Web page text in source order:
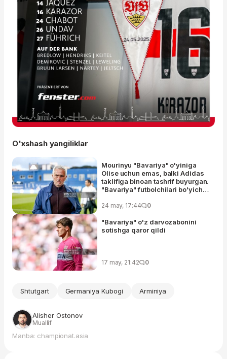
O'xshash yangiliklar
Mourinyu "Bavariya" o'yiniga
Olise uchun emas, balki Adidas
taklifiga binoan tashrif buyurgan.
"Bavariya" futbolchilari bo'yicha
ma'lumot yo'q (Marca)
24 may, 17:44 0
"Bavariya" o'z darvozabonini
sotishga qaror qildi
17 may, 21:42 0
Shtutgart Germaniya Kubogi Arminiya
Alisher Ostonov
Muallif
Manba: championat.asia